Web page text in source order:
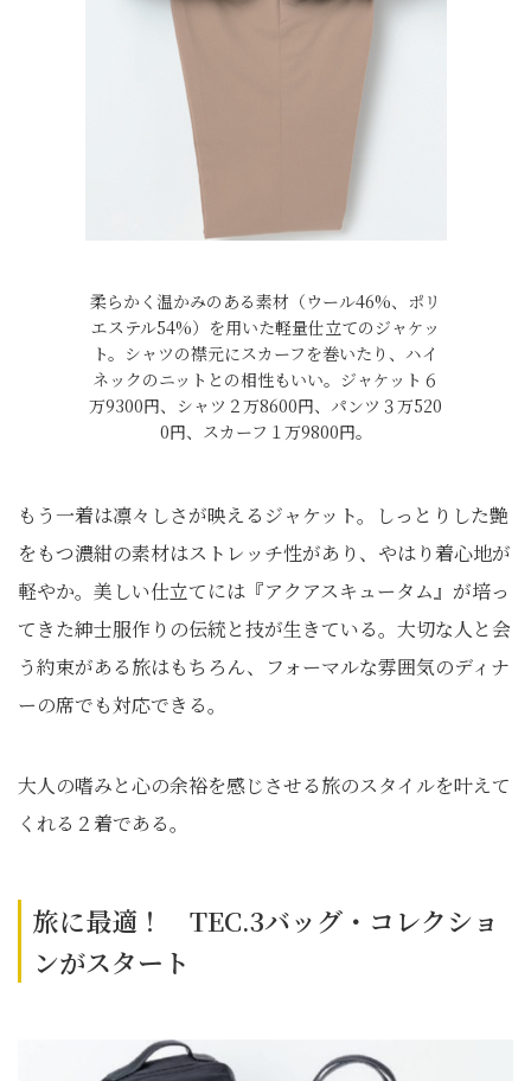
柔らかく温かみのある素材（ウール46%、ポリ
エステル54%）を用いた軽量仕立てのジャケッ
ト。シャツの襟元にスカーフを巻いたり、ハイ
ネックのニットとの相性もいい。ジャケット６
万9300円、シャツ２万8600円、パンツ３万520
0円、スカーフ１万9800円。
もう一着は凛々しさが映えるジャケット。しっとりした艶
をもつ濃紺の素材はストレッチ性があり、やはり着心地が
軽やか。美しい仕立てには『アクアスキュータム』が培っ
てきた紳士服作りの伝統と技が生きている。大切な人と会
う約束がある旅はもちろん、フォーマルな雰囲気のディナ
ーの席でも対応できる。
大人の嗜みと心の余裕を感じさせる旅のスタイルを叶えて
くれる２着である。
旅に最適！ TEC.3バッグ・コレクショ
ンがスタート